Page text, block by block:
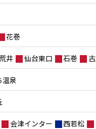
花巻
井 仙台東口 石巻
温泉
会津インター 西若松